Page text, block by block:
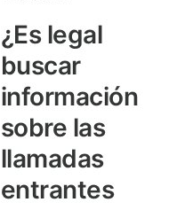
¿Es legal
buscar
información
sobre las
llamadas
entrantes